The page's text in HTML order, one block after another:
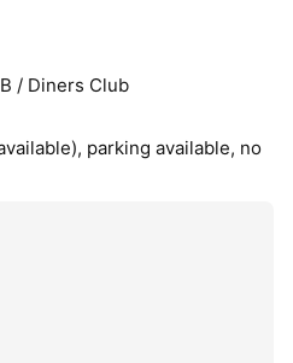
/ Diners Club
parking available, no